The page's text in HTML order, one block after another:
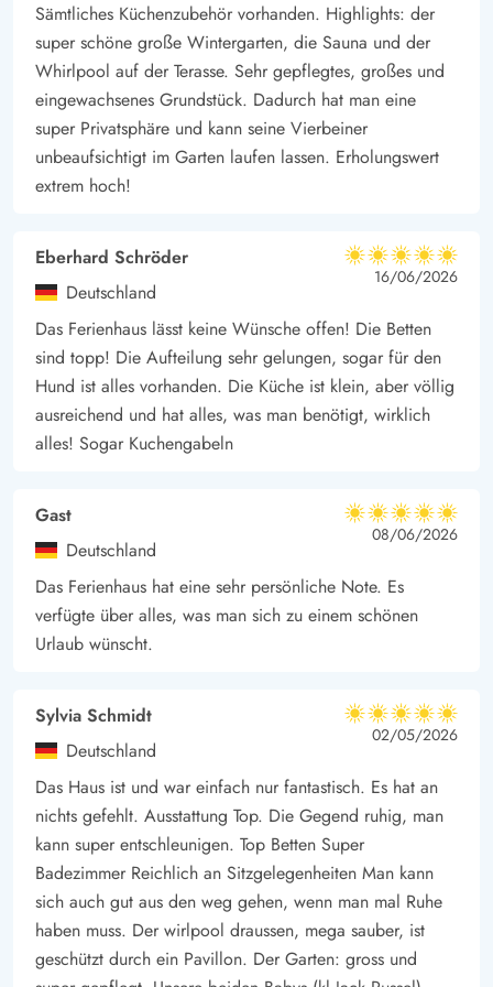
Bork Vikingehavn, wo ihr in die Geschichte eintauchen und
einen Einblick in das Leben der Wikinger gewinnen könnt.
Darüber hinaus ist der Ringkøbing Fjord ein beliebter Ort für
Naturliebhaber und Wassersportler, wobei Windsurfen und
Kitesurfen zu den beliebtesten Aktivitäten gehören.
Ganz gleich, ob ihr euch für Kultur, Geschichte oder
Naturerlebnisse interessiert, die Gegend in und um den Hafen
Urlaub, der allen Ansprüchen gerecht wird.
Sämtliches Küchenzubehör vorhanden. Highlights: der
super schöne große Wintergarten, die Sauna und der
Whirlpool auf der Terasse. Sehr gepflegtes, großes und
eingewachsenes Grundstück. Dadurch hat man eine
super Privatsphäre und kann seine Vierbeiner
unbeaufsichtigt im Garten laufen lassen. Erholungswert
extrem hoch!
Eberhard Schröder
Deutschland
5 von 5
5 von 5
5 out of 5
16/06/2026
Das Ferienhaus lässt keine Wünsche offen! Die Betten
sind topp! Die Aufteilung sehr gelungen, sogar für den
Hund ist alles vorhanden. Die Küche ist klein, aber völlig
ausreichend und hat alles, was man benötigt, wirklich
alles! Sogar Kuchengabeln
Gast
Deutschland
5 von 5
5 von 5
5 out of 5
08/06/2026
Das Ferienhaus hat eine sehr persönliche Note. Es
verfügte über alles, was man sich zu einem schönen
Urlaub wünscht.
Sylvia Schmidt
Deutschland
5 von 5
5 von 5
5 out of 5
02/05/2026
Das Haus ist und war einfach nur fantastisch. Es hat an
nichts gefehlt. Ausstattung Top. Die Gegend ruhig, man
kann super entschleunigen. Top Betten Super
Badezimmer Reichlich an Sitzgelegenheiten Man kann
sich auch gut aus den weg gehen, wenn man mal Ruhe
haben muss. Der wirlpool draussen, mega sauber, ist
geschützt durch ein Pavillon. Der Garten: gross und